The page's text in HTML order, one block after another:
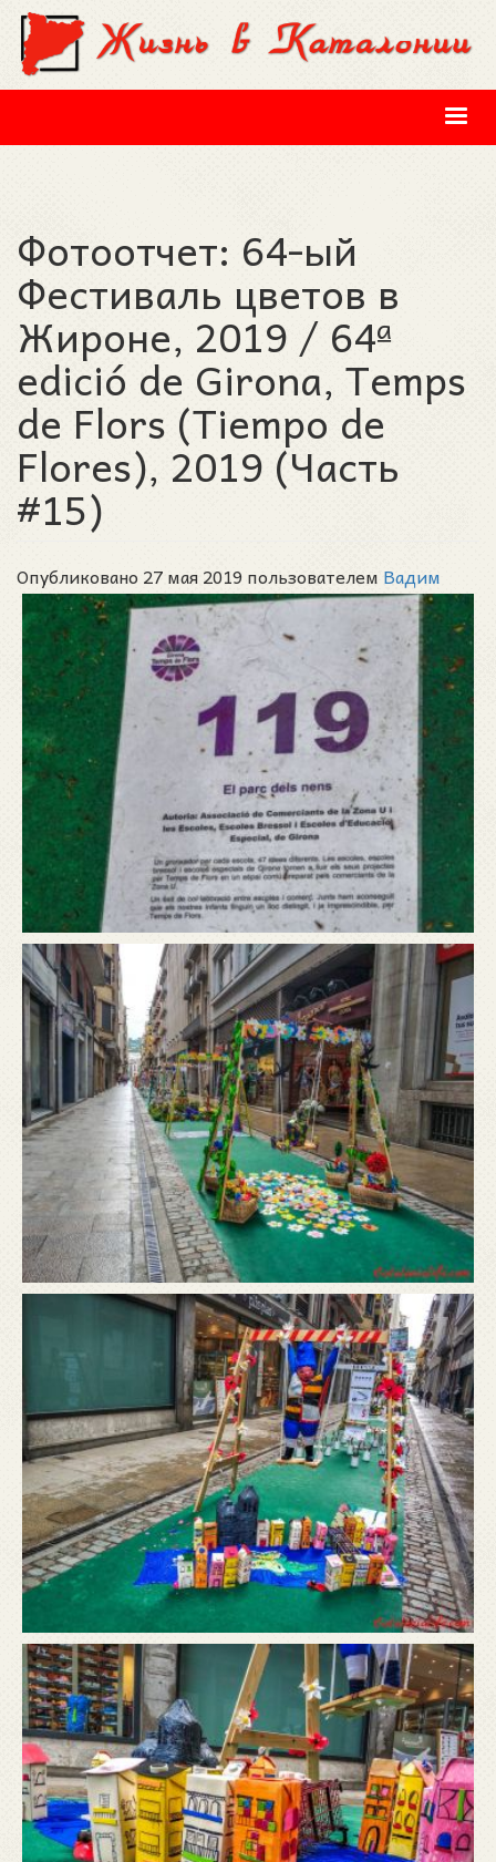
Перейти к основному содержанию
Фотоотчет: 64-ый
Фестиваль цветов в
Жироне, 2019 / 64ª
edició de Girona, Temps
de Flors (Tiempo de
Flores), 2019 (Часть
#15)
Опубликовано 27 мая 2019 пользователем Вадим